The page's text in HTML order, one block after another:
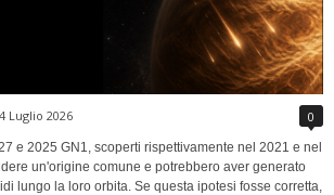
Luglio 2026 0
e 2025 GN1, scoperti rispettivamente nel 2021 e nel
un'origine comune e potrebbero aver generato
lungo la loro orbita. Se questa ipotesi fosse corretta,